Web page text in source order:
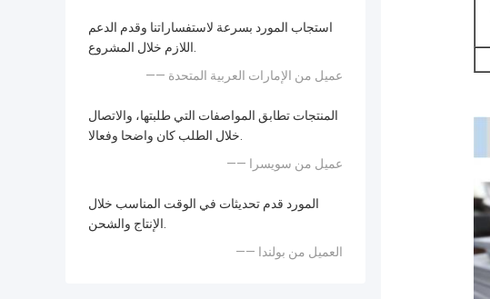
استجاب المورد بسرعة لاستفساراتنا وقدم الدعم
اللازم خلال المشروع.
—— عميل من الإمارات العربية المتحدة
المنتجات تطابق المواصفات التي طلبتها، والاتصال
خلال الطلب كان واضحا وفعالا.
—— عميل من سويسرا
المورد قدم تحديثات في الوقت المناسب خلال
الإنتاج والشحن.
—— العميل من بولندا